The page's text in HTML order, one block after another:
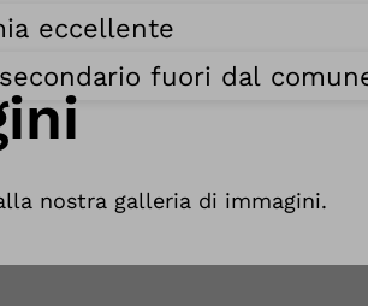
eccellente
fuori dal
nostra galleria di immagini.